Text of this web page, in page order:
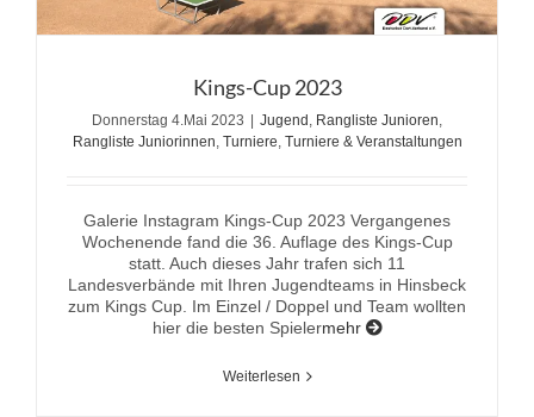
Kings-Cup 2023
Donnerstag 4.Mai 2023 Jugend , Rangliste Junioren,
Rangliste Juniorinnen, Turniere, Turniere & Veranstaltungen
Galerie Instagram Kings-Cup 2023 Vergangenes
Wochenende fand die 36. Auflage des Kings-Cup
statt. Auch dieses Jahr trafen sich 11
Landesverbände mit Ihren Jugendteams in Hinsbeck
zum Kings Cup. Im Einzel / Doppel und Team wollten
hier die besten Spielermehr
Weiterlesen